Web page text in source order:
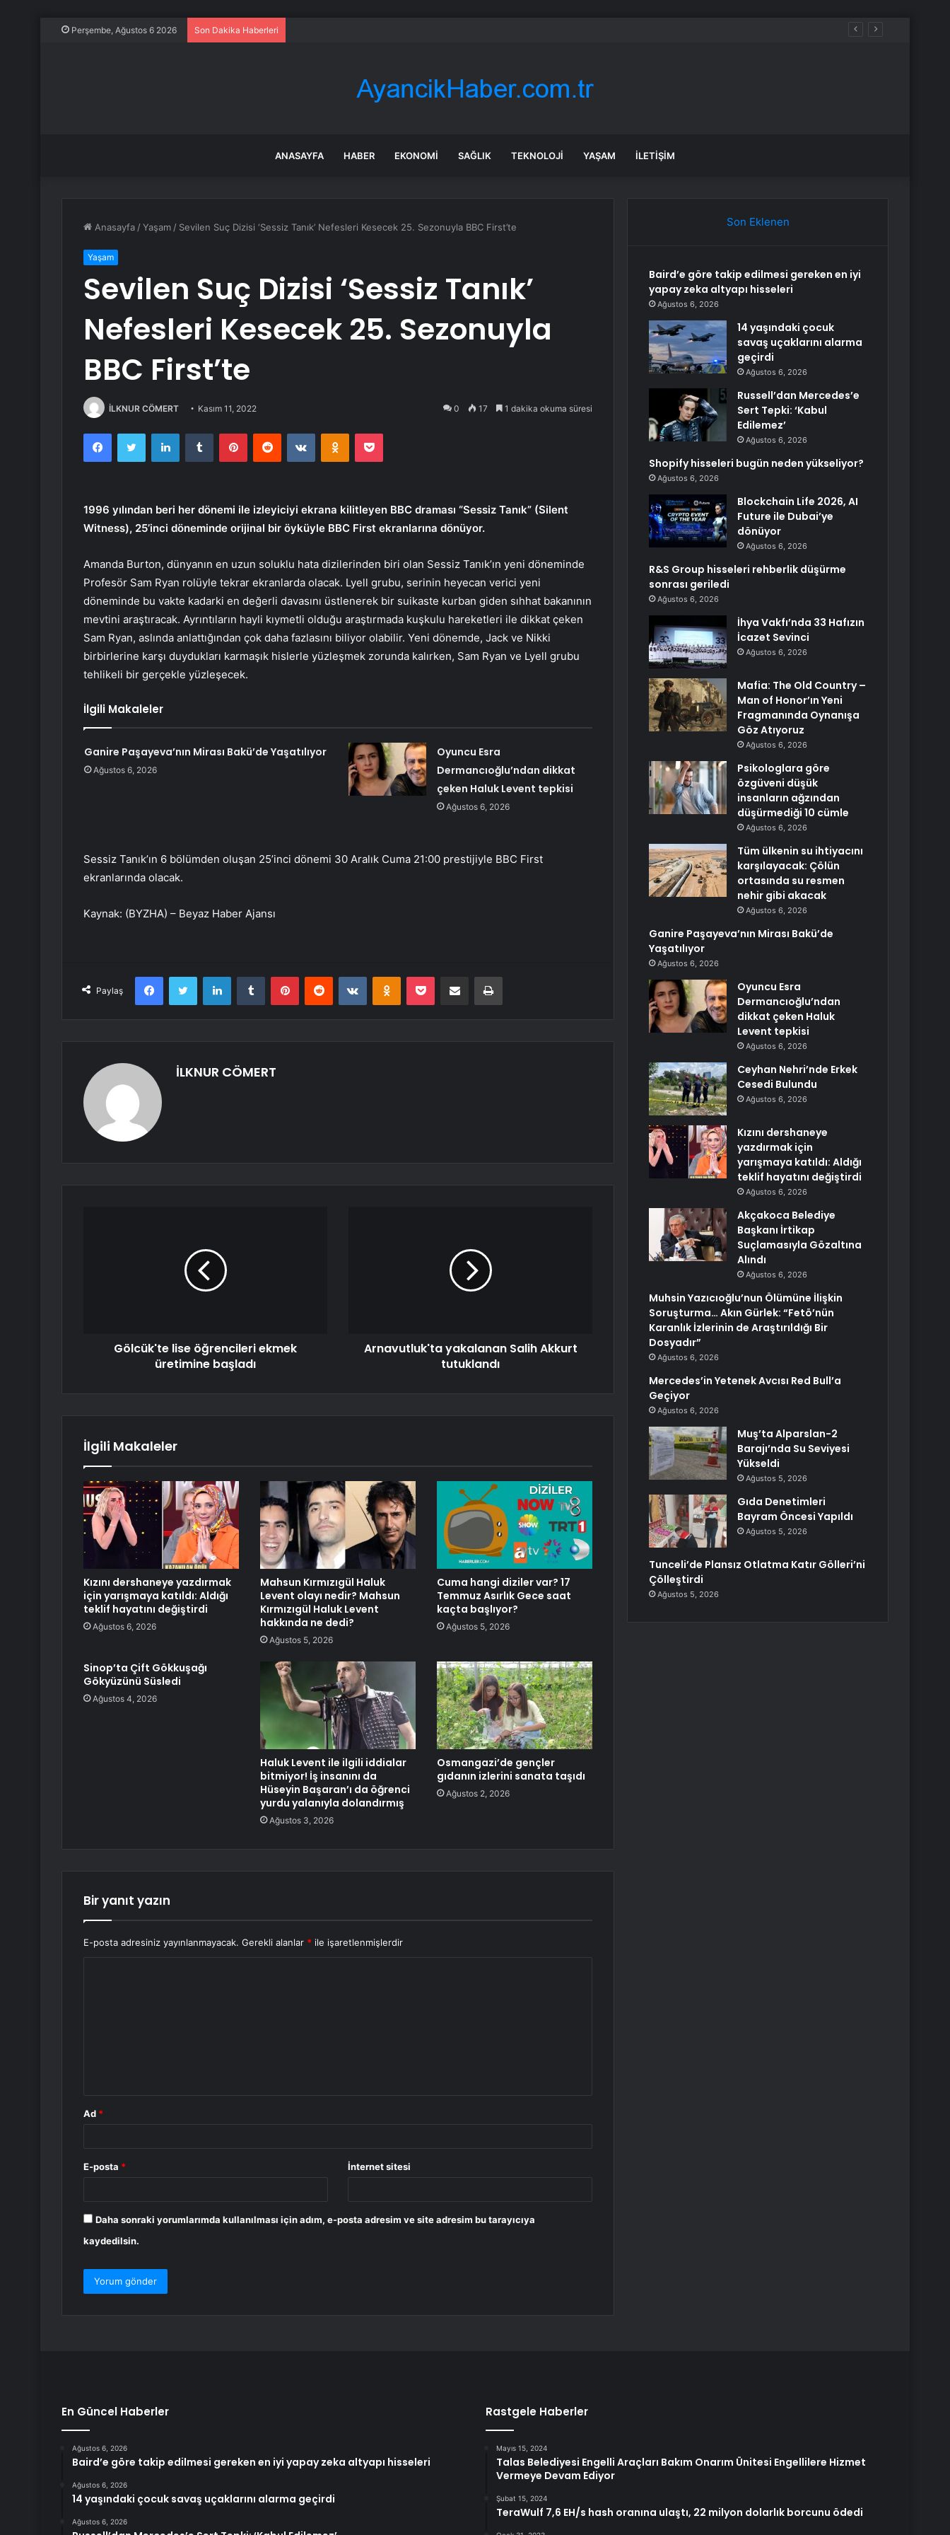
Perşembe, Ağustos 6 2026 Son Dakika Haberleri
ANASAYFA HABER EKONOMI SAĞLIK TEKNOLOJI YAŞAM İLETIŞIM
Anasayfa /Yaşam / Sevilen Suç Dizisi ‘Sessiz Tanık’ Nefesleri Kesecek 25. Sezonuyla BBC First’te
Yaşam
Sevilen Suç Dizisi ‘Sessiz Tanık’
Nefesleri Kesecek 25. Sezonuyla
BBC First’te
İLKNUR CÖMERT Kasım 11, 2022 0 17 1 dakika okuma süresi
FacebookTwitter LinkedInTumblr PinterestReddit VKontakteOdnoklassniki
Pocket
1996 yılından beri her dönemi ile izleyiciyi ekrana kilitleyen BBC draması “Sessiz Tanık” (Silent
Witness), 25’inci döneminde orijinal bir öyküyle BBC First ekranlarına dönüyor.
Amanda Burton, dünyanın en uzun soluklu hata dizilerinden biri olan Sessiz Tanık’ın yeni döneminde
Profesör Sam Ryan rolüyle tekrar ekranlarda olacak. Lyell grubu, serinin heyecan verici yeni
döneminde bu vakte kadarki en değerli davasını üstlenerek bir suikaste kurban giden sıhhat bakanının
mevtini araştıracak. Ayrıntıların hayli kıymetli olduğu araştırmada kuşkulu hareketleri ile dikkat çeken
Sam Ryan, aslında anlattığından çok daha fazlasını biliyor olabilir. Yeni dönemde, Jack ve Nikki
birbirlerine karşı duydukları karmaşık hislerle yüzleşmek zorunda kalırken, Sam Ryan ve Lyell grubu
tehlikeli bir gerçekle yüzleşecek.
İlgili Makaleler
Ganire Paşayeva’nın Mirası Bakü’de Yaşatılıyor
Ağustos 6, 2026
Oyuncu Esra
Dermancıoğlu’ndan dikkat
çeken Haluk Levent tepkisi
Ağustos 6, 2026
Sessiz Tanık’ın 6 bölümden oluşan 25’inci dönemi 30 Aralık Cuma 21:00 prestijiyle BBC First
ekranlarında olacak.
Kaynak: (BYZHA) – Beyaz Haber Ajansı
Paylaş
FacebookTwitter LinkedInTumblr PinterestReddit VKontakteOdnoklassniki
Pocket E-Posta ile paylaş Yazdır
İLKNUR CÖMERT
Gölcük'te lise öğrencileri ekmek
üretimine başladı
Arnavutluk'ta yakalanan Salih Akkurt
tutuklandı
İlgili Makaleler
Kızını dershaneye yazdırmak
için yarışmaya katıldı: Aldığı
teklif hayatını değiştirdi
Ağustos 6, 2026
Mahsun Kırmızıgül Haluk
Levent olayı nedir? Mahsun
Kırmızıgül Haluk Levent
hakkında ne dedi?
Ağustos 5, 2026
Cuma hangi diziler var? 17
Temmuz Asırlık Gece saat
kaçta başlıyor?
Ağustos 5, 2026
Sinop’ta Çift Gökkuşağı
Gökyüzünü Süsledi
Ağustos 4, 2026
Haluk Levent ile ilgili iddialar
bitmiyor! İş insanını da
Hüseyin Başaran’ı da öğrenci
yurdu yalanıyla dolandırmış
Ağustos 3, 2026
Osmangazi’de gençler
gıdanın izlerini sanata taşıdı
Ağustos 2, 2026
Bir yanıt yazın
E-posta adresiniz yayınlanmayacak. Gerekli alanlar * ile işaretlenmişlerdir
Ad *
E-posta * İnternet sitesi
Daha sonraki yorumlarımda kullanılması için adım, e-posta adresim ve site adresim bu tarayıcıya
kaydedilsin.
Son Eklenen
Baird’e göre takip edilmesi gereken en iyi
yapay zeka altyapı hisseleri
Ağustos 6, 2026
14 yaşındaki çocuk
savaş uçaklarını alarma
geçirdi
Ağustos 6, 2026
Russell’dan Mercedes’e
Sert Tepki: ‘Kabul
Edilemez’
Ağustos 6, 2026
Shopify hisseleri bugün neden yükseliyor?
Ağustos 6, 2026
Blockchain Life 2026, AI
Future ile Dubai’ye
dönüyor
Ağustos 6, 2026
R&S Group hisseleri rehberlik düşürme
sonrası geriledi
Ağustos 6, 2026
İhya Vakfı’nda 33 Hafızın
İcazet Sevinci
Ağustos 6, 2026
Mafia: The Old Country –
Man of Honor’ın Yeni
Fragmanında Oynanışa
Göz Atıyoruz
Ağustos 6, 2026
Psikologlara göre
özgüveni düşük
insanların ağzından
düşürmediği 10 cümle
Ağustos 6, 2026
Tüm ülkenin su ihtiyacını
karşılayacak: Çölün
ortasında su resmen
nehir gibi akacak
Ağustos 6, 2026
Ganire Paşayeva’nın Mirası Bakü’de
Yaşatılıyor
Ağustos 6, 2026
Oyuncu Esra
Dermancıoğlu’ndan
dikkat çeken Haluk
Levent tepkisi
Ağustos 6, 2026
Ceyhan Nehri’nde Erkek
Cesedi Bulundu
Ağustos 6, 2026
Kızını dershaneye
yazdırmak için
yarışmaya katıldı: Aldığı
teklif hayatını değiştirdi
Ağustos 6, 2026
Akçakoca Belediye
Başkanı İrtikap
Suçlamasıyla Gözaltına
Alındı
Ağustos 6, 2026
Muhsin Yazıcıoğlu’nun Ölümüne İlişkin
Soruşturma… Akın Gürlek: “Fetö’nün
Karanlık İzlerinin de Araştırıldığı Bir
Dosyadır”
Ağustos 6, 2026
Mercedes’in Yetenek Avcısı Red Bull’a
Geçiyor
Ağustos 6, 2026
Muş’ta Alparslan-2
Barajı’nda Su Seviyesi
Yükseldi
Ağustos 5, 2026
Gıda Denetimleri
Bayram Öncesi Yapıldı
Ağustos 5, 2026
Tunceli’de Plansız Otlatma Katır Gölleri’ni
Çölleştirdi
Ağustos 5, 2026
En Güncel Haberler
Ağustos 6, 2026
Baird’e göre takip edilmesi gereken en iyi yapay zeka altyapı hisseleri
Ağustos 6, 2026
14 yaşındaki çocuk savaş uçaklarını alarma geçirdi
Ağustos 6, 2026
Rastgele Haberler
Mayıs 15, 2024
Talas Belediyesi Engelli Araçları Bakım Onarım Ünitesi Engellilere Hizmet
Vermeye Devam Ediyor
Şubat 15, 2024
TeraWulf 7,6 EH/s hash oranına ulaştı, 22 milyon dolarlık borcunu ödedi